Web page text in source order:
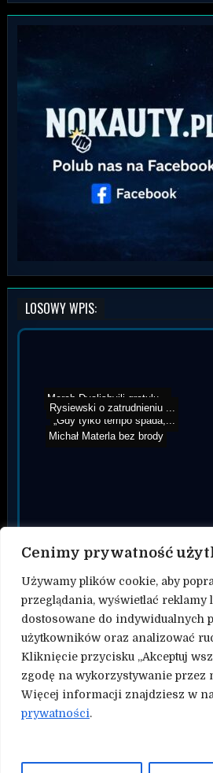
Cenimy prywatność
Używamy plików cookie, aby
przeglądania, wyświetlać reklamy
dostosowane do indywidualnych
użytkowników oraz analizować
Kliknięcie przycisku „Akceptuj
zgodę na wykorzystywanie przez
Więcej informacji znajdziesz w
prywatności.
LOSOWY WPIS:
Michał Materla bez brody
„Gdy tylko tempo spada,...
Merab Dvalishvili gratulu...
Rysiewski o zatrudnieniu ...
Kontakt
Polityka prywatności